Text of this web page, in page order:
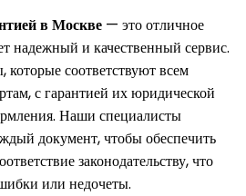
в Москве — это отличное
надежный и качественный сервис.
соответствуют всем
с гарантией их юридической
Наши специалисты
документ, чтобы обеспечить
законодательству, что
или недочеты.